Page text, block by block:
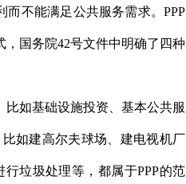
不能满足公共服务需求。PPP
国务院42号文件中明确了四种
如基础设施投资、基本公共服
如建高尔夫球场、建电视机厂
垃圾处理等，都属于PPP的范